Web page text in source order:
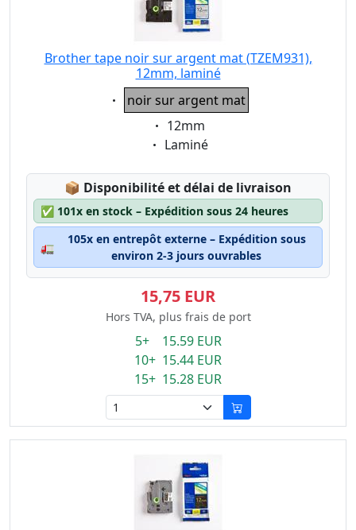
Brother tape noir sur argent mat (TZEM931),
12mm, laminé
Eigenschaft:
noir sur argent mat
Eigenschaft:
12mm
Eigenschaft:
Laminé
📦 Lagerstatus:
Disponibilité et délai de livraison
✅ 101x en stock – Expédition sous 24 heures
🚛
105x en entrepôt externe – Expédition sous
environ 2-3 jours ouvrables
15,75 EUR
Hors TVA, plus frais de port
5+ 15.59 EUR
10+ 15.44 EUR
15+ 15.28 EUR